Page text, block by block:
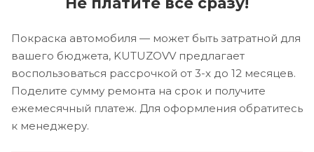
Покраска автомобиля — может быть затратной для
вашего бюджета, KUTUZOVV предлагает
воспользоваться рассрочкой от 3-х до 12 месяцев.
Поделите сумму ремонта на срок и получите
ежемесячный платеж. Для оформления обратитесь
к менеджеру.